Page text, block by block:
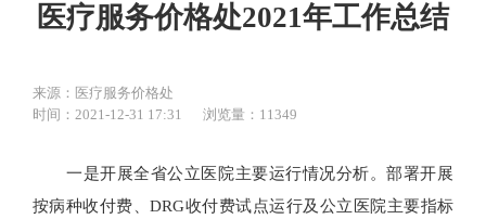
医疗服务价格处2021年工作总结
来源：医疗服务价格处
时间：2021-12-31 17:31
浏览量：11349
一是开展全省公立医院主要运行情况分析。部署开展
按病种收付费、DRG收付费试点运行及公立医院主要指标